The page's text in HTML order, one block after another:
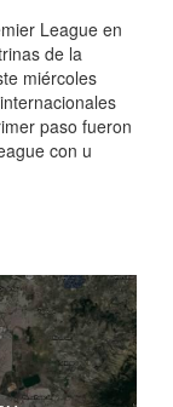
League en
de la
miércoles
paso fueron
con u